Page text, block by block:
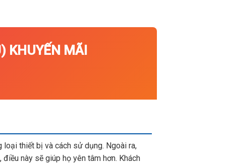
KHUYẾN MÃI
thiết bị và cách sử dụng. Ngoài ra,
này sẽ giúp họ yên tâm hơn. Khách